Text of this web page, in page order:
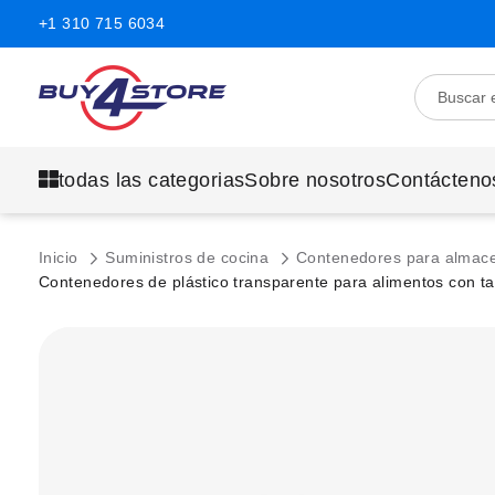
+1 310 715 6034
todas las categoriasSobre nosotros
Inicio Suministros de cocina
Contenedores para
Contenedores de plástico transparente para alimentos con